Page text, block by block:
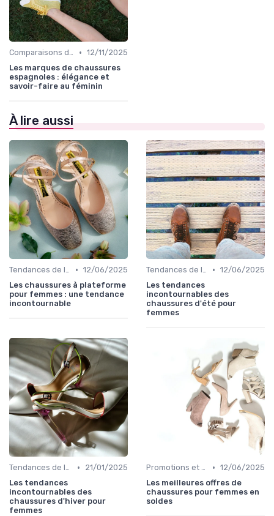
Comparaisons de Marques • 12/11/2025
Les marques de chaussures
espagnoles : élégance et
savoir-faire au féminin
À lire aussi
Tendances de la Mode • 12/06/2025
Les chaussures à plateforme
pour femmes : une tendance
incontournable
Tendances de la Mode • 12/06/2025
Les tendances
incontournables des
chaussures d'été pour
femmes
Tendances de la Mode •
21/01/2025
Les tendances
incontournables des
chaussures d'hiver pour
femmes
Promotions et Soldes • 12/06/2025
Les meilleures offres de
chaussures pour femmes en
soldes